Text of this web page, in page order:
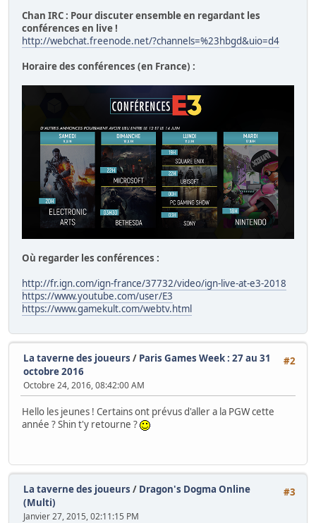
Chan IRC : Pour discuter ensemble en regardant les
conférences en live !
http://webchat.freenode.net/?channels=%23hbgd&uio=d4
Horaire des conférences (en France) :
Où regarder les conférences :
http://fr.ign.com/ign-france/37732/video/ign-live-at-e3-2018
https://www.youtube.com/user/E3
https://www.gamekult.com/webtv.html
#2
La taverne des joueurs / Paris Games Week : 27 au 31
octobre 2016
Octobre 24, 2016, 08:42:00 AM
Hello les jeunes ! Certains ont prévus d'aller a la PGW cette
année ? Shin t'y retourne ?
#3
La taverne des joueurs / Dragon's Dogma Online
(Multi)
Janvier 27, 2015, 02:11:15 PM